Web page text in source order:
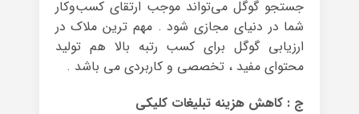
جستجو گوگل می‌تواند موجب ارتقای کسب‌وکار
شما در دنیای مجازی شود . مهم ترین ملاک در
ارزیابی گوگل برای کسب رتبه بالا هم تولید
محتوای مفید ، تخصصی و کاربردی می باشد .
ج : کاهش هزینه تبلیغات کلیکی